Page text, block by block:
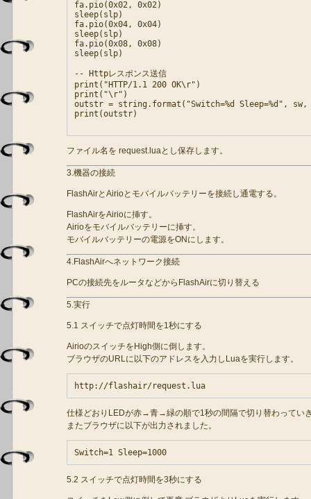
fa.pio(0x02, 0x02)
sleep(slp)
fa.pio(0x04, 0x04)
sleep(slp)
fa.pio(0x08, 0x08)
sleep(slp)
-- Httpレスポンス送信
print("HTTP/1.1 200 OK\r")
print("\r")
outstr = string.format("Switch=%d Sleep=%d",
print(outstr)
ファイル名を request.luaとし保存します。
3.機器の接続
FlashAirとAirioとモバイルバッテリーを接続し通電する。
FlashAirをAirioに挿す。
Airioをモバイルバッテリーに挿す。
モバイルバッテリーの電源をONにします。
4.FlashAirへネットワーク接続
PCの接続先をルータなどからFlashAirに切り替える
5.実行
5.1 スイッチで点灯時間を1秒にする
AirioのスイッチをHigh側に倒します。
ブラウザのURLに以下のアドレスを入力しLuaを実行します。
仕様どおりLEDが赤→青→緑の順で1秒の間隔で切り替わってい
またブラウザに以下が出力されました。
5.2 スイッチで点灯時間を3秒にする